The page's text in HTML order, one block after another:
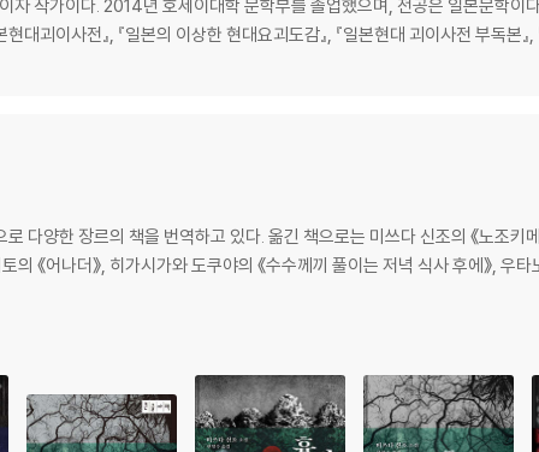
작가이다. 2014년 호세이대학 문학부를 졸업했으며, 전공은 일본문학이
대괴이사전』, 『일본의 이상한 현대요괴도감』, 『일본현대 괴이사전 부독본』
양한 장르의 책을 번역하고 있다. 옮긴 책으로는 미쓰다 신조의 《노조키메》
의 《어나더》, 히가시가와 도쿠야의 《수수께끼 풀이는 저녁 식사 후에》, 우